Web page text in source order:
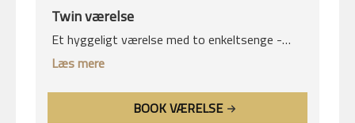
Twin værelse
Et hyggeligt værelse med to enkeltsenge -
perfekt, når I gerne vil dele værelse, men have
hver jeres seng.
Læs mere
BOOK VÆRELSE